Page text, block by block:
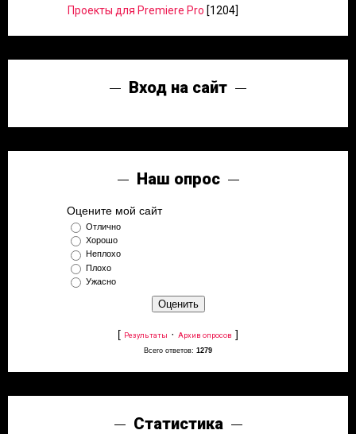
Проекты для Premiere Pro [1204]
Вход на сайт
Наш опрос
Оцените мой сайт
Отлично
Хорошо
Неплохо
Плохо
Ужасно
[ Результаты · Архив опросов ]
Всего ответов: 1279
Статистика